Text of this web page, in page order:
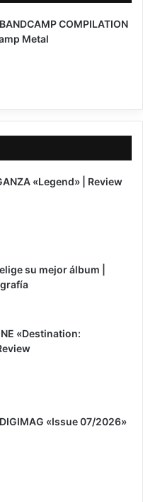
COMPILATION
Metal
«Legend» | Review
su mejor álbum |
«Destination:
«Issue 07/2026»